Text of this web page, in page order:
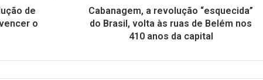
de
o
Cabanagem, a revolução “esquecida”
do Brasil, volta às ruas de Belém nos
410 anos da capital